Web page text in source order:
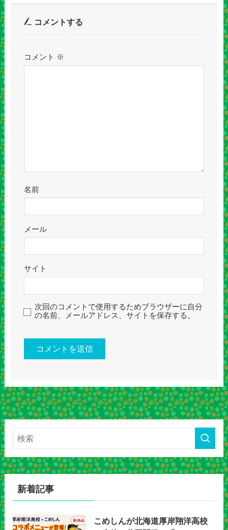
コメントする
コメント ※
名前
メール
サイト
次回のコメントで使用するためブラウザーに自分
の名前、メールアドレス、サイトを保存する。
新着記事
こめしんが北海道厚岸翔洋高校